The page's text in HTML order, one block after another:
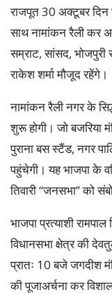
राजपूत 30 अक्टूबर
साथ नामांकन रैली कर
सम्राट, सांसद, भोजपुरी
राकेश शर्मा मौजूद रहेंगे।
नामांकन रैली नगर के
शुरू होगी। जो बजरिया
पुराना बस स्टैंड, नगर
पहुंचेगी। यह भाजपा के
तिवारी “जनसभा” को
भाजपा प्रत्याशी
विधानसभा क्षेत्र की
प्रातः 10 बजे जगदीश
की पूजाअर्चना कर